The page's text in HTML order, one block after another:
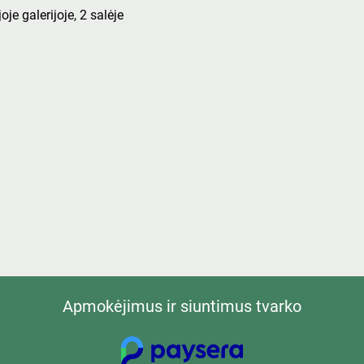
galerijoje, 2 salėje
Apmokėjimus ir siuntimus tvarko